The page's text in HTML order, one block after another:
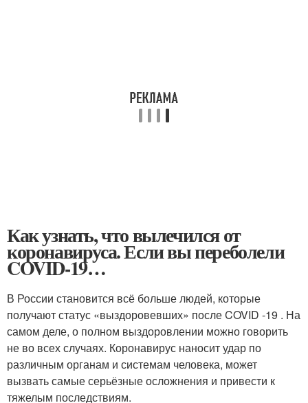
Как узнать, что вылечился от
коронавируса. Если вы переболели
COVID-19…
В России становится всё больше людей, которые
получают статус «выздоровевших» после COVID -19 . На
самом деле, о полном выздоровлении можно говорить
не во всех случаях. Коронавирус наносит удар по
различным органам и системам человека, может
вызвать самые серьёзные осложнения и привести к
тяжелым последствиям.